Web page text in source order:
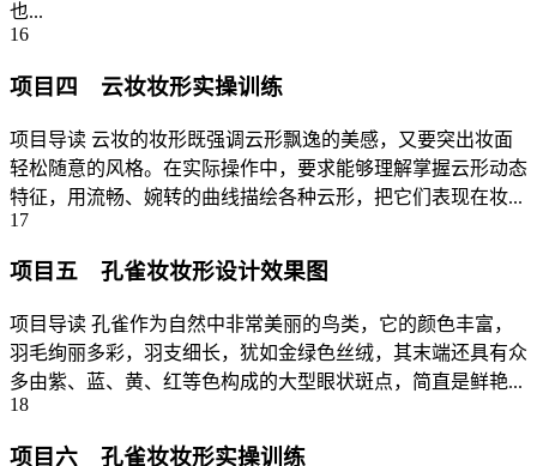
也...
16
项目四 云妆妆形实操训练
项目导读 云妆的妆形既强调云形飘逸的美感，又要突出妆面
轻松随意的风格。在实际操作中，要求能够理解掌握云形动态
特征，用流畅、婉转的曲线描绘各种云形，把它们表现在妆...
17
项目五 孔雀妆妆形设计效果图
项目导读 孔雀作为自然中非常美丽的鸟类，它的颜色丰富，
羽毛绚丽多彩，羽支细长，犹如金绿色丝绒，其末端还具有众
多由紫、蓝、黄、红等色构成的大型眼状斑点，简直是鲜艳...
18
项目六 孔雀妆妆形实操训练